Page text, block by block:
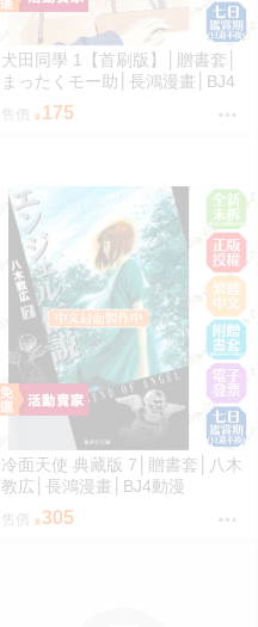
犬田同學 1【首刷版】│贈書套│
まったくモー助│長鴻漫畫│BJ4
售價 175
冷面天使 典藏版 7│贈書套│八木
教広│長鴻漫畫│BJ4動漫
305